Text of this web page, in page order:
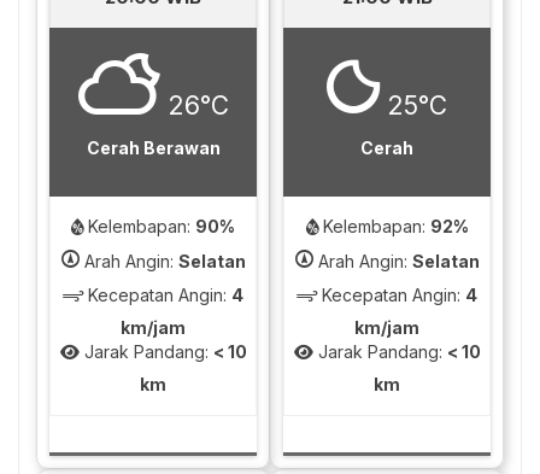
26°C
Cerah Berawan
Kelembapan: 90%
Arah Angin: Selatan
Kecepatan Angin: 4
km/jam
Jarak Pandang: < 10
km
25°C
Cerah
Kelembapan: 92%
Arah Angin: Selatan
Kecepatan Angin: 4
km/jam
Jarak Pandang: < 10
km